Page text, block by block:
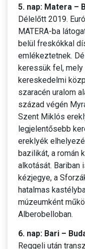
5. nap: Matera –
Délelőtt 2019.
MATERA-ba
belül freskókkal
emlékeztetnek.
keressük fel,
kereskedelmi
szaracén uralom
század végén
Szent Miklós
legjelentősebb
ereklyék
bazilikát, a román
alkotását.
kézjegye, a
hatalmas
múzeumként
Alberobelloban.
6. nap: Bari –
Reggeli után